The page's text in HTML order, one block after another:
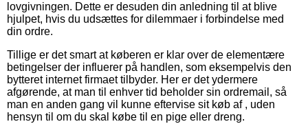
lovgivningen. Dette er desuden din anledning til at blive
hjulpet, hvis du udsættes for dilemmaer i forbindelse med
din ordre.
Tillige er det smart at køberen er klar over de elementære
betingelser der influerer på handlen, som eksempelvis den
bytteret internet firmaet tilbyder. Her er det ydermere
afgørende, at man til enhver tid beholder sin ordremail, så
man en anden gang vil kunne eftervise sit køb af , uden
hensyn til om du skal købe til en pige eller dreng.